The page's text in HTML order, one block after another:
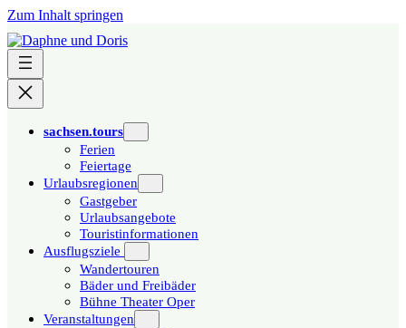
Zum Inhalt springen
sachsen.tours
Ferien
Feiertage
Urlaubsregionen
Gastgeber
Urlaubsangebote
Touristinformationen
Ausflugsziele
Wandertouren
Bäder und Freibäder
Bühne Theater Oper
Veranstaltungen